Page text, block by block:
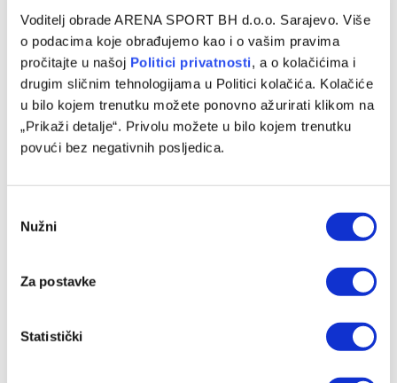
Voditelj obrade ARENA SPORT BH d.o.o. Sarajevo. Više
o podacima koje obrađujemo kao i o vašim pravima
pročitajte u našoj Politici privatnosti, a o kolačićima i
drugim sličnim tehnologijama u Politici kolačića. Kolačiće
u bilo kojem trenutku možete ponovno ažurirati klikom na
„Prikaži detalje“. Privolu možete u bilo kojem trenutku
povući bez negativnih posljedica.
Selection
Nužni
Za postavke
Statistički
Puzigaća: Drago mi je što moji igrači nisu podlegli